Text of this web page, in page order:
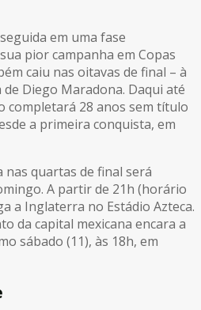
em uma fase
pior campanha em Copas
caiu nas oitavas de final – à
Diego Maradona. Daqui até
completará 28 anos sem título
a primeira conquista, em
quartas de final será
A partir de 21h (horário
a Inglaterra no Estádio Azteca.
da capital mexicana encara a
sábado (11), às 18h, em